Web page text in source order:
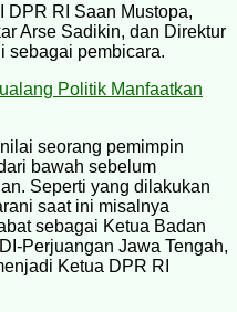
DPR RI Saan Mustopa,
Arse Sadikin, dan Direktur
sebagai pembicara.
Politik Manfaatkan
seorang pemimpin
bawah sebelum
Seperti yang dilakukan
saat ini misalnya
sebagai Ketua Badan
Perjuangan Jawa Tengah,
Ketua DPR RI